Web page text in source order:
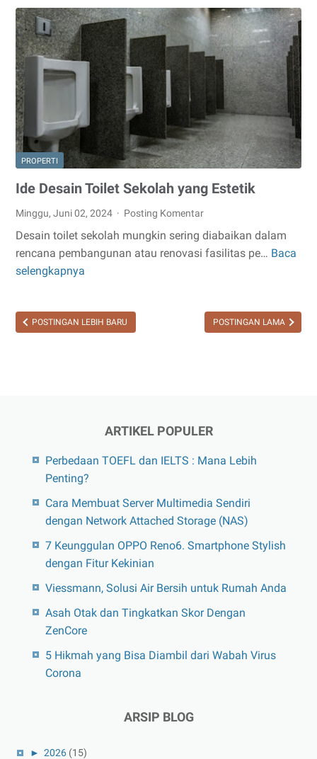
Wajib
Anda
Ketahui
PROPERTI
Ide Desain Toilet Sekolah yang Estetik
Minggu, Juni 02, 2024 Posting Komentar
Desain toilet sekolah mungkin sering diabaikan dalam
rencana pembangunan atau renovasi fasilitas pe… Baca
selengkapnya
Ide
yang
POSTINGAN LEBIH BARU POSTINGAN LAMA
ARTIKEL POPULER
Perbedaan TOEFL dan IELTS : Mana Lebih
Penting?
Cara Membuat Server Multimedia Sendiri
dengan Network Attached Storage (NAS)
7 Keunggulan OPPO Reno6. Smartphone Stylish
dengan Fitur Kekinian
Viessmann, Solusi Air Bersih untuk Rumah Anda
Asah Otak dan Tingkatkan Skor Dengan
ZenCore
5 Hikmah yang Bisa Diambil dari Wabah Virus
Corona
ARSIP BLOG
► 2026 (15)